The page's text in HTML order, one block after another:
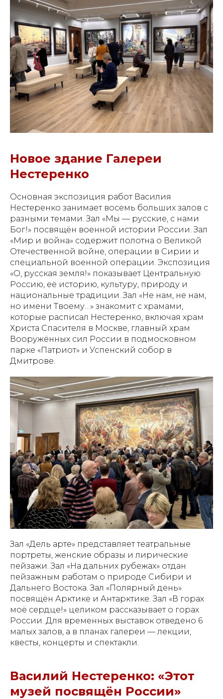
Новое здание Галереи
Нестеренко
Основная экспозиция работ Василия
Нестеренко занимает восемь больших залов с
разными темами. Зал «Мы — русские, с нами
Бог!» посвящён военной истории России. Зал
«Мир и война» содержит полотна о Великой
Отечественной войне, операции в Сирии и
специальной военной операции. Экспозиция
«О, русская земля!» показывает Центральную
Россию, её историю, культуру, природу и
национальные традиции. Зал «Не нам, не нам,
но имени Твоему…» знакомит с храмами,
которые расписал Нестеренко, включая храм
Христа Спасителя в Москве, главный храм
Вооружённых сил России в подмосковном
парке «Патриот» и Успенский собор в
Дмитрове.
Зал «Дель арте» представляет театральные
портреты, женские образы и лирические
пейзажи. Зал «На дальних рубежах» отдан
пейзажным работам о природе Сибири и
Дальнего Востока. Зал «Полярный день»
посвящён Арктике и Антарктике. Зал «В горах
моё сердце!» целиком рассказывает о горах
России. Для временных выставок отведено 6
малых залов, а в планах галереи — лекции,
квесты, концерты и спектакли.
Василий Нестеренко: «Этот
музей посвящён России»